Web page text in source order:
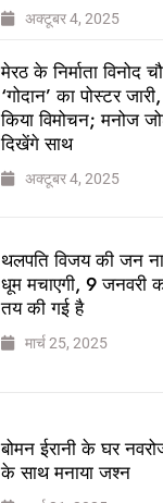
अक्टूबर 4, 2025
मेरठ के निर्माता विनोद
‘गोदान’ का पोस्टर
किया विमोचन; मनोज
दिखेंगे साथ
अक्टूबर 4, 2025
थलपति विजय की जन
धूम मचाएगी, 9 जनवरी
तय की गई है
मार्च 25, 2025
बोमन ईरानी के घर
के साथ मनाया जश्न